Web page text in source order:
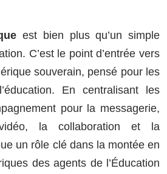
est bien plus qu’un simple
C’est le point d’entrée vers
souverain, pensé pour les
En centralisant les
pour la messagerie,
la collaboration et la
un rôle clé dans la montée en
des agents de l’Éducation